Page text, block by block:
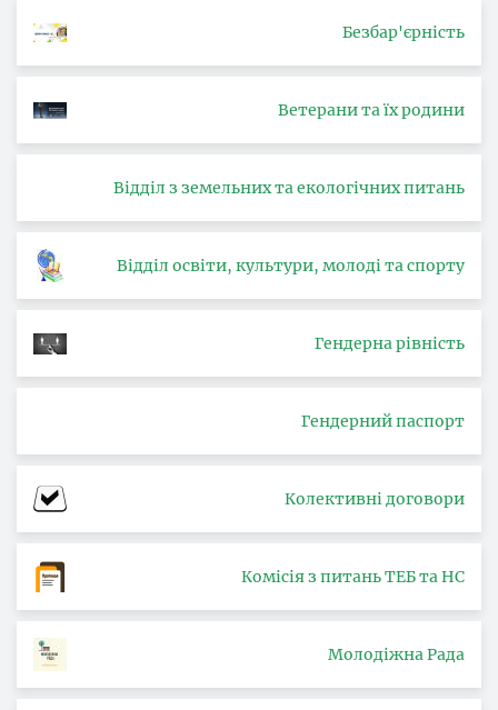
Безбар'єрність
Ветерани та їх родини
Відділ з земельних та екологічних питань
Відділ освіти, культури, молоді та спорту
Гендерна рівність
Гендерний паспорт
Колективні договори
Комісія з питань ТЕБ та НС
Молодіжна Рада